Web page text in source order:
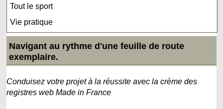
Tout le sport
Vie pratique
Navigant au rythme d'une feuille de route
exemplaire.
Conduisez votre projet à la réussite avec la crème des
registres web Made in France